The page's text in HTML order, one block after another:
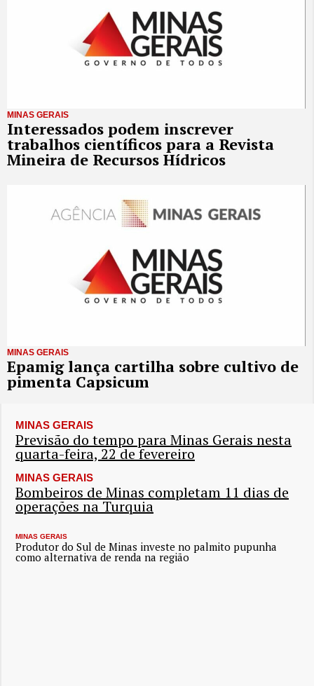
MINAS GERAIS
Interessados podem inscrever
trabalhos científicos para a Revista
Mineira de Recursos Hídricos
MINAS GERAIS
Epamig lança cartilha sobre cultivo de
pimenta Capsicum
MINAS GERAIS
Previsão do tempo para Minas Gerais nesta
quarta-feira, 22 de fevereiro
MINAS GERAIS
Bombeiros de Minas completam 11 dias de
operações na Turquia
MINAS GERAIS
Produtor do Sul de Minas investe no palmito pupunha
como alternativa de renda na região